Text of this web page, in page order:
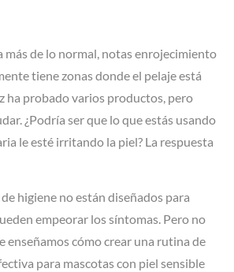
más de lo normal, notas enrojecimiento
tiene zonas donde el pelaje está
ha probado varios productos, pero
¿Podría ser que lo que estás usando
le esté irritando la piel? La respuesta
higiene no están diseñados para
empeorar los síntomas. Pero no
enseñamos cómo crear una rutina de
para mascotas con piel sensible